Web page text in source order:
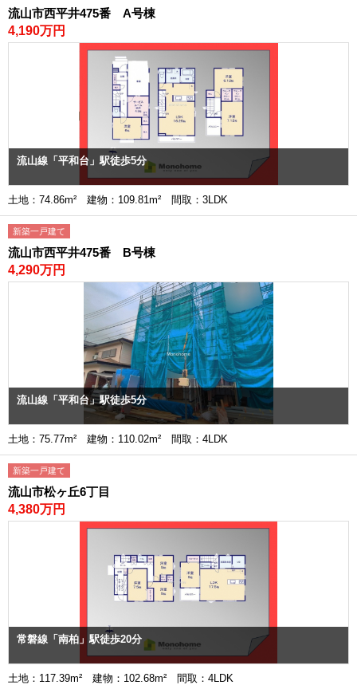
流山市西平井475番 A号棟
4,190万円
流山線「平和台」駅徒歩5分
土地：74.86m² 建物：109.81m² 間取：3LDK
新築一戸建て
流山市西平井475番 B号棟
4,290万円
流山線「平和台」駅徒歩5分
土地：75.77m² 建物：110.02m² 間取：4LDK
新築一戸建て
流山市松ヶ丘6丁目
4,380万円
常磐線「南柏」駅徒歩20分
土地：117.39m² 建物：102.68m² 間取：4LDK